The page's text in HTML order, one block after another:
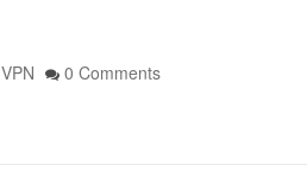
VPN 0 Comments